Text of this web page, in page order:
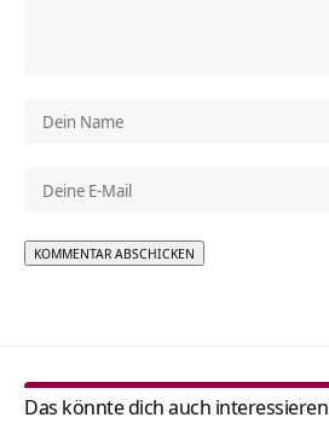
Das könnte dich auch interessieren